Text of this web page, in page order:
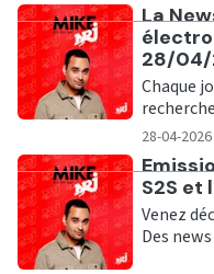
La
28/
Chaque
28-04-2026
S2S et
Venez
Des